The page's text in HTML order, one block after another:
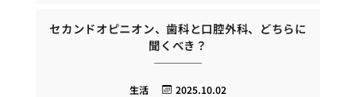
セカンドオピニオン、歯科と口腔外科、どちらに
聞くべき？
2025.10.02
生活